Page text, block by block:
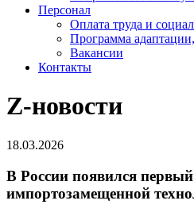
Персонал
Оплата труда и
Программа
Вакансии
Контакты
Z-новости
18.03.2026
В России появился
импортозамещенной